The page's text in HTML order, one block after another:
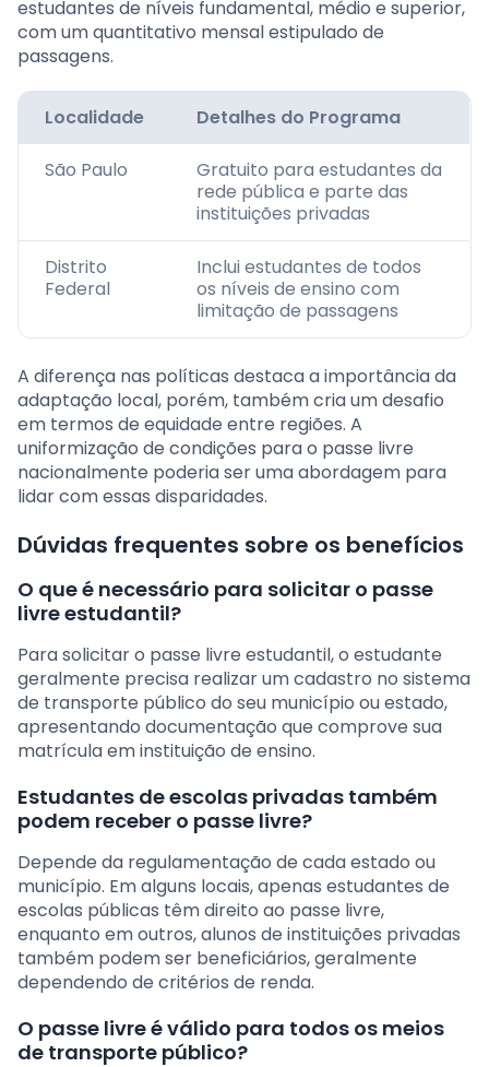
estudantes de níveis fundamental, médio e superior,
com um quantitativo mensal estipulado de
passagens.
Localidade Detalhes do Programa
São Paulo
Gratuito para estudantes da
rede pública e parte das
instituições privadas
Distrito
Federal
Inclui estudantes de todos
os níveis de ensino com
limitação de passagens
A diferença nas políticas destaca a importância da
adaptação local, porém, também cria um desafio
em termos de equidade entre regiões. A
uniformização de condições para o passe livre
nacionalmente poderia ser uma abordagem para
lidar com essas disparidades.
Dúvidas frequentes sobre os benefícios
O que é necessário para solicitar o passe
livre estudantil?
Para solicitar o passe livre estudantil, o estudante
geralmente precisa realizar um cadastro no sistema
de transporte público do seu município ou estado,
apresentando documentação que comprove sua
matrícula em instituição de ensino.
Estudantes de escolas privadas também
podem receber o passe livre?
Depende da regulamentação de cada estado ou
município. Em alguns locais, apenas estudantes de
escolas públicas têm direito ao passe livre,
enquanto em outros, alunos de instituições privadas
também podem ser beneficiários, geralmente
dependendo de critérios de renda.
O passe livre é válido para todos os meios
de transporte público?